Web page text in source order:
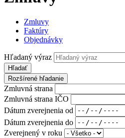
Zmluvy
Faktúry
Objednávky
Hľadaný výraz
Hľadať
Rozšírené hľadanie
Zmluvná strana
Zmluvná strana IČO
Dátum zverejnenia od
Dátum zverejnenia do
Zverejnený v roku